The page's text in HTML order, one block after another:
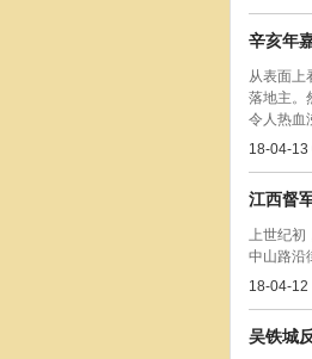
辛亥年
从表面上
落地主。
令人热血
18-04-13
江西督
上世纪初
中山路沿
18-04-12
吴铁城